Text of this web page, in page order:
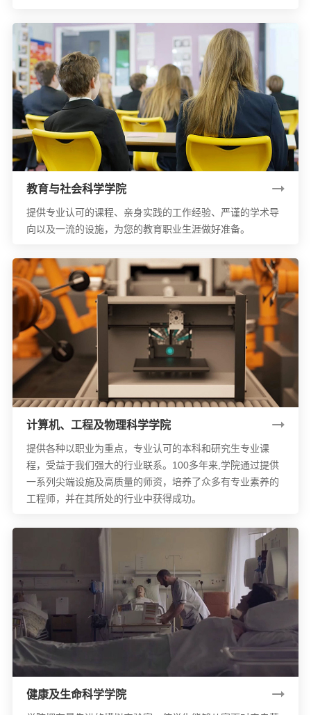
教育与社会科学学院
提供专业认可的课程、亲身实践的工作经验、严谨的学术导
向以及一流的设施，为您的教育职业生涯做好准备。
计算机、工程及物理科学学院
提供各种以职业为重点，专业认可的本科和研究生专业课
程，受益于我们强大的行业联系。100多年来,学院通过提供
一系列尖端设施及高质量的师资，培养了众多有专业素养的
工程师，并在其所处的行业中获得成功。
健康及生命科学学院